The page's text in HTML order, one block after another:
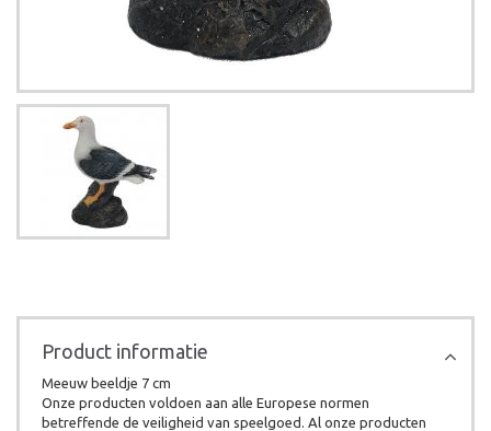
Product informatie
Meeuw beeldje 7 cm
Onze producten voldoen aan alle Europese normen
betreffende de veiligheid van speelgoed. Al onze producten